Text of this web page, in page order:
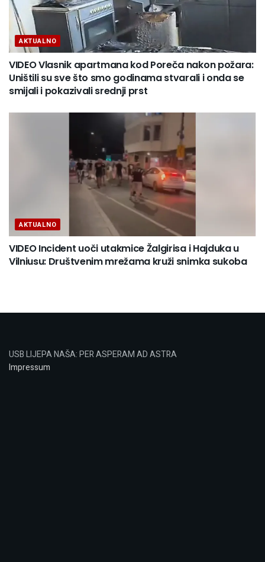
AKTUALNO
VIDEO Vlasnik apartmana kod Poreča nakon požara:
Uništili su sve što smo godinama stvarali i onda se
smijali i pokazivali srednji prst
AKTUALNO
VIDEO Incident uoči utakmice Žalgirisa i Hajduka u
Vilniusu: Društvenim mrežama kruži snimka sukoba
USB LIJEPA NAŠA: PER ASPERAM AD ASTRA
Impressum